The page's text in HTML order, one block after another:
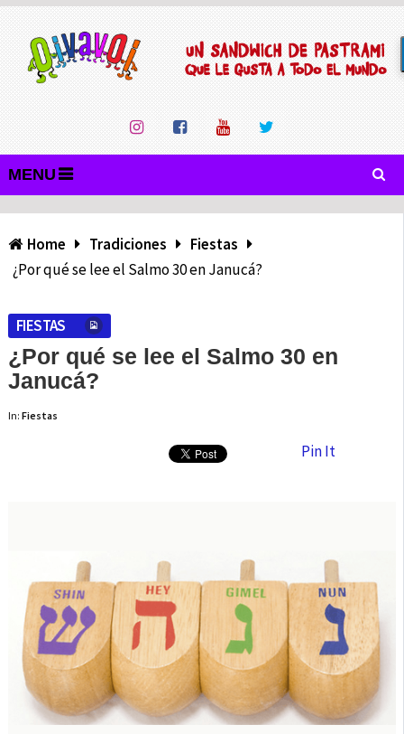
MENU
Home Tradiciones
Fiestas
¿Por qué se lee el Salmo 30 en Janucá?
FIESTAS
¿Por qué se lee el Salmo 30 en
Janucá?
In: Fiestas
Pin It